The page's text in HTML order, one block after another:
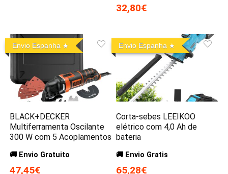
32,80€
Envio Espanha
BLACK+DECKER
Multiferramenta Oscilante
300 W com 5 Acoplamentos
🚚 Envio Gratuito
47,45€
Envio Espanha
Corta-sebes LEEIKOO
elétrico com 4,0 Ah de
bateria
🚚 Envio Gratis
65,28€